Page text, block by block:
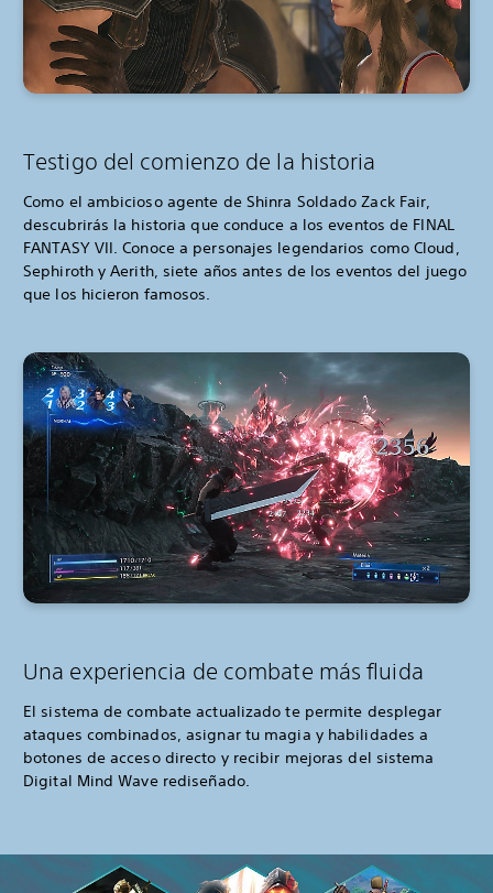
Testigo del comienzo de la historia
Como el ambicioso agente de Shinra Soldado Zack Fair,
descubrirás la historia que conduce a los eventos de FINAL
FANTASY VII. Conoce a personajes legendarios como Cloud,
Sephiroth y Aerith, siete años antes de los eventos del juego
que los hicieron famosos.
Una experiencia de combate más fluida
El sistema de combate actualizado te permite desplegar
ataques combinados, asignar tu magia y habilidades a
botones de acceso directo y recibir mejoras del sistema
Digital Mind Wave rediseñado.